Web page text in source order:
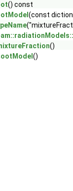
() const
(const
()
()